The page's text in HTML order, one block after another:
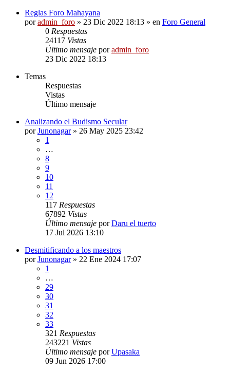
Reglas Foro Mahayana
poradmin_foro » 23 Dic 2022 18:13 » en Foro General
0 Respuestas
24117 Vistas
Último mensaje poradmin_foro
23 Dic 2022 18:13
Temas
Respuestas
Vistas
Último mensaje
Analizando el Budismo Secular
porJunonagar» 26 May 2025 23:42
1
…
8
9
10
11
12
117 Respuestas
67892 Vistas
Último mensaje porDaru el tuerto
17 Jul 2026 13:10
Desmitificando a los maestros
porJunonagar» 22 Ene 2024 17:07
1
…
29
30
31
32
33
321 Respuestas
243221 Vistas
Último mensaje porUpasaka
09 Jun 2026 17:00